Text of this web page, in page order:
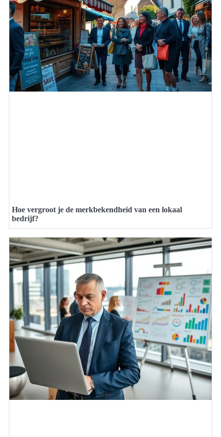
Hoe vergroot je de merkbekendheid van een lokaal
bedrijf?